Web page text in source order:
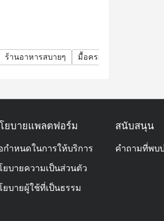
ร้านอาหารสบายๆ มื้อครอบครัว
ยบายแพลตฟอร์ม
กำหนดในการให้บริการ
ยบายความเป็นส่วนตัว
ยบายผู้ใช้ที่เป็นธรรม
สนับสนุน
คำถามที่พบ